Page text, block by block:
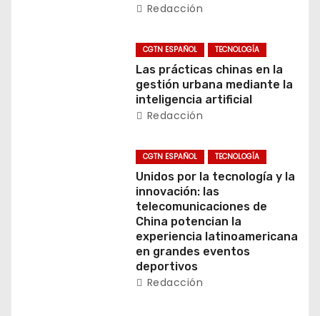
Redacción
CGTN ESPAÑOL TECNOLOGÍA
Las prácticas chinas en la
gestión urbana mediante la
inteligencia artificial
Redacción
CGTN ESPAÑOL TECNOLOGÍA
Unidos por la tecnología y la
innovación: las
telecomunicaciones de
China potencian la
experiencia latinoamericana
en grandes eventos
deportivos
Redacción